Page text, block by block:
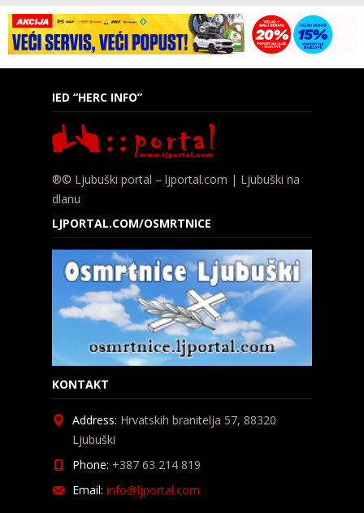
IED “HERC INFO”
®© Ljubuški portal – ljportal.com | Ljubuški na
dlanu
LJPORTAL.COM/OSMRTNICE
KONTAKT
Address: Hrvatskih branitelja 57, 88320
Ljubuški
Phone: +387 63 214 819
Email: info@ljportal.com